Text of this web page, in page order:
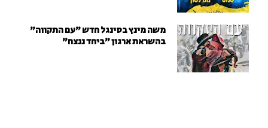
משה מינץ בסינגל חדש ״עם התקווה״
בהשראת ארגון "ביחד ננצח"